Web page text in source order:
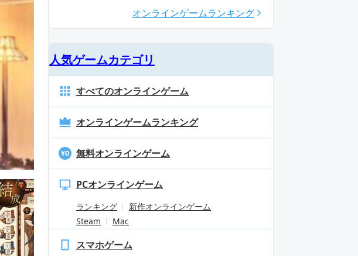
オンラインゲームランキング
人気ゲームカテゴリ
すべてのオンラインゲーム
オンラインゲームランキング
無料オンラインゲーム
PCオンラインゲーム
ランキング
新作オンラインゲーム
Steam
Mac
スマホゲーム